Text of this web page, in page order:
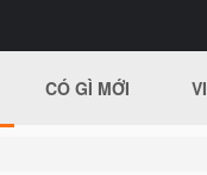
CÓ GÌ MỚI